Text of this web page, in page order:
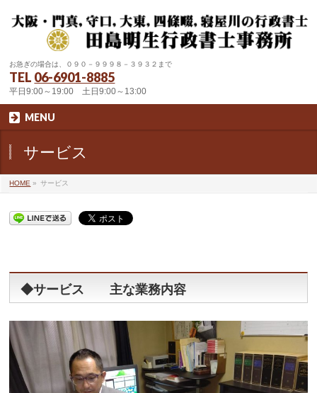
お急ぎの場合は、０９０－９９９８－３９３２まで
TEL 06-6901-8885
平日9:00～19:00 土日9:00～13:00
MENU
サービス
HOME » サービス
◆サービス 主な業務内容